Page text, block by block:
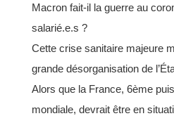
Macron fait-il la guerre au
salarié.e.s ?
Cette crise sanitaire majeure
grande désorganisation de
Alors que la France, 6ème
mondiale, devrait être en